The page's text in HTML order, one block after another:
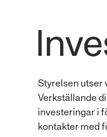
Styrelsen utser
Verkställande
investeringar i
kontakter med